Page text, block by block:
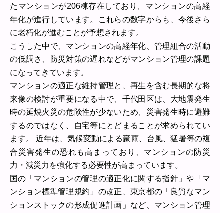
たマンションが206棟存在しており、マンションの高経
年化が進行しています。これらの数字からも、今後さら
に老朽化が進むことが予想されます。
こうした中で、マンションの高経年化、管理組合の活動
の低調さ、防災対策の遅れなどがマンション管理の課題
になってきています。
マンションの適正な維持管理と、再生を含む長期的な将
来像の検討が重要になる中で、千代田区は、大地震発生
時の延焼火災の危険性が少ないため、災害発生時に避難
するのではなく、自宅等にとどまることが求められてい
ます。 近年は、気候変動による豪雨、台風、猛暑等の複
合災害発生の恐れも高まっており、マンションの防災
力・減災力を強化する必要性が高まっています。
国の「マンションの管理の適正化に関する指針」や「マ
ンション標準管理規約」の改正、東京都の「良質なマン
ションストックの形成促進計画」など、マンション管理